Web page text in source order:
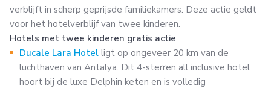
verblijft in scherp geprijsde familiekamers. Deze actie geldt
voor het hotelverblijf van twee kinderen.
Hotels met twee kinderen gratis actie
Ducale Lara Hotel ligt op ongeveer 20 km van de
luchthaven van Antalya. Dit 4-sterren all inclusive hotel
hoort bij de luxe Delphin keten en is volledig